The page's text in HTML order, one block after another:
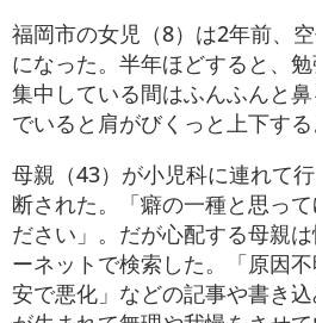
福岡市の女児（8）は2年前、
になった。半年ほどすると、
集中している間はふんふんと
でいると肩がびくっと上下する
母親（43）が小児科に連れて
断された。「癖の一種と思っ
ださい」。だが心配する母親
ーネットで検索した。「原因
安で悪化」などの記事や書き